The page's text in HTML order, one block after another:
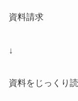
資料請求
↓
資料をじっくり